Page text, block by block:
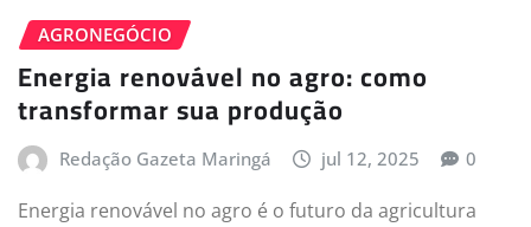
AGRONEGÓCIO
Energia renovável no agro: como
transformar sua produção
Redação Gazeta Maringá jul 12, 2025 0
Energia renovável no agro é o futuro da agricultura